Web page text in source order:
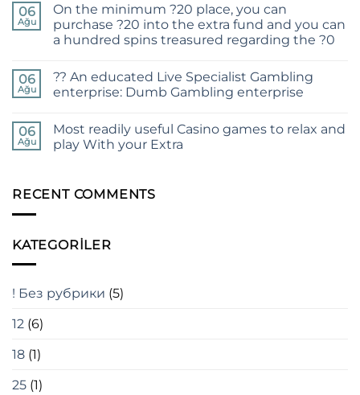
Dealer
Gambling
enterprise:
Foolish
What
is
the
Top
to
play
at
online
Playing
facilities?
06
Ağu
On the minimum ?20 place, you can
purchase ?20 into the extra fund and you can
a hundred spins treasured regarding the ?0
On
the
minimum
place,
you
can
into
the
you
spins
treasured
06
Ağu
?? An educated Live Specialist Gambling
enterprise: Dumb Gambling enterprise
??
An
educated
enterprise:
Dumb
06
Ağu
Most readily useful Casino games to relax and
play With your Extra
readily
useful
relax
your
Extra
RECENT COMMENTS
KATEGORILER
! Без рубрики (5)
12 (6)
18 (1)
25 (1)